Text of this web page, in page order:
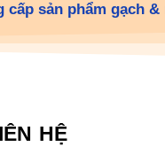
cấp sản phẩm gạch
HỆ